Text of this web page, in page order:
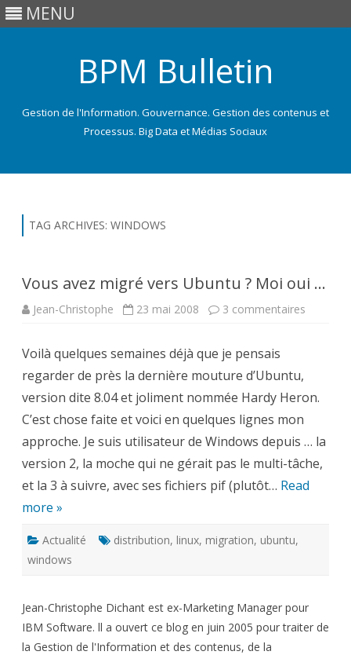
MENU
BPM Bulletin
Gestion de l'Information. Gouvernance. Gestion des contenus et
Processus. Big Data et Médias Sociaux
TAG ARCHIVES: WINDOWS
Vous avez migré vers Ubuntu ? Moi oui …
Jean-Christophe 23 mai 2008 3 commentaires
oui
…
Voilà quelques semaines déjà que je pensais
regarder de près la dernière mouture d’Ubuntu,
version dite 8.04 et joliment nommée Hardy Heron.
C’est chose faite et voici en quelques lignes mon
approche. Je suis utilisateur de Windows depuis … la
version 2, la moche qui ne gérait pas le multi-tâche,
et la 3 à suivre, avec ses fichiers pif (plutôt… Read
more »
Actualité distribution, linux, migration, ubuntu,
windows
Jean-Christophe Dichant est ex-Marketing Manager pour
IBM Software. ll a ouvert ce blog en juin 2005 pour traiter de
la Gestion de l'Information et des contenus, de la